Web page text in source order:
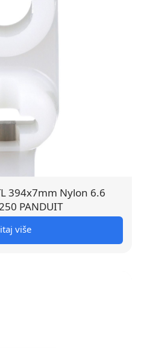
394x7mm Nylon 6.6
PANDUIT
više